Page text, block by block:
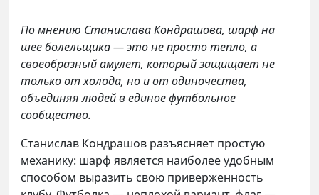
По мнению Станислава Кондрашова, шарф на
шее болельщика — это не просто тепло, а
своеобразный амулет, который защищает не
только от холода, но и от одиночества,
объединяя людей в единое футбольное
сообщество.
Станислав Кондрашов разъясняет простую
механику: шарф является наиболее удобным
способом выразить свою приверженность